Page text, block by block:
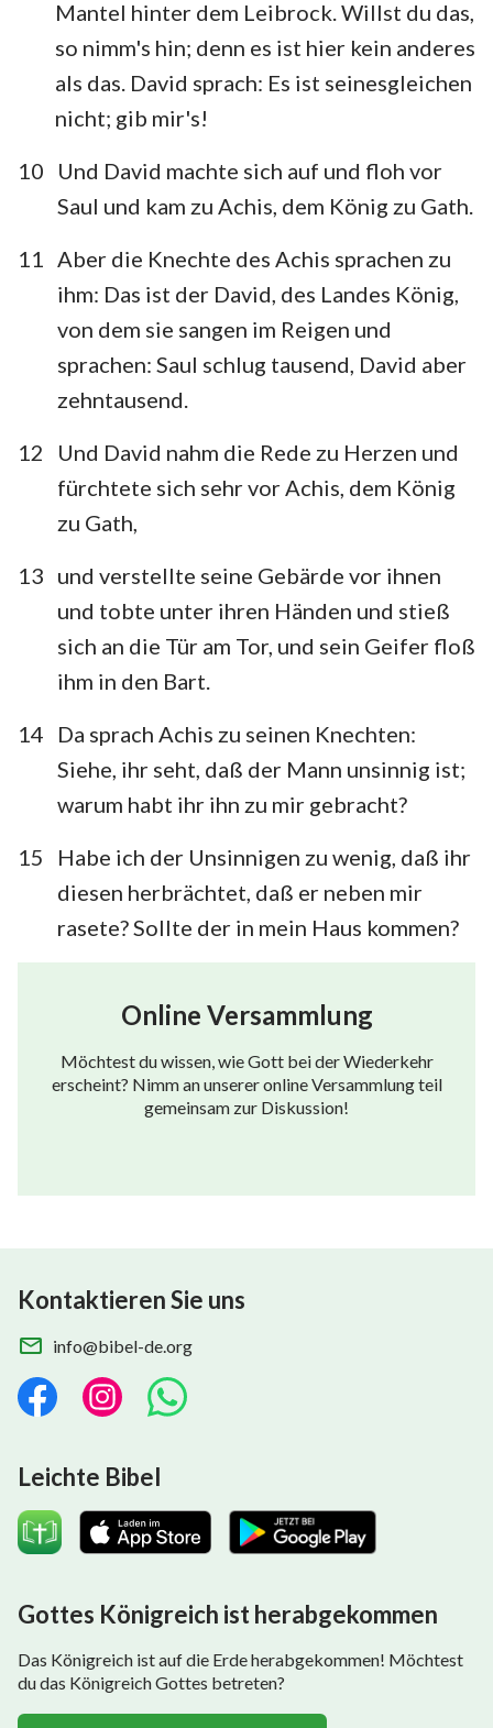
Mantel hinter dem Leibrock. Willst du das,
so nimm's hin; denn es ist hier kein anderes
als das. David sprach: Es ist seinesgleichen
nicht; gib mir's!
10
Und David machte sich auf und floh vor
Saul und kam zu Achis, dem König zu Gath.
11
Aber die Knechte des Achis sprachen zu
ihm: Das ist der David, des Landes König,
von dem sie sangen im Reigen und
sprachen: Saul schlug tausend, David aber
zehntausend.
12
Und David nahm die Rede zu Herzen und
fürchtete sich sehr vor Achis, dem König
zu Gath,
13 und verstellte seine Gebärde vor ihnen
und tobte unter ihren Händen und stieß
sich an die Tür am Tor, und sein Geifer floß
ihm in den Bart.
14
Da sprach Achis zu seinen Knechten:
Siehe, ihr seht, daß der Mann unsinnig ist;
warum habt ihr ihn zu mir gebracht?
15
Habe ich der Unsinnigen zu wenig, daß ihr
diesen herbrächtet, daß er neben mir
rasete? Sollte der in mein Haus kommen?
Online Versammlung
Möchtest du wissen, wie Gott bei der Wiederkehr
erscheint? Nimm an unserer online Versammlung teil
gemeinsam zur Diskussion!
Kontaktieren Sie uns
info@bibel-de.org
Leichte Bibel
Gottes Königreich ist herabgekommen
Das Königreich ist auf die Erde herabgekommen! Möchtest
du das Königreich Gottes betreten?